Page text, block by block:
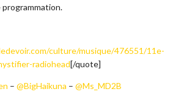
culture/musique/476551/11e-
radiohead[/quote]
– @BigHaikuna – @Ms_MD2B